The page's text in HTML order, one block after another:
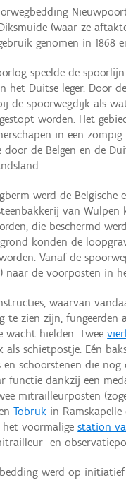
(waar ze
genomen in 1868
speelde de
het Duitse leger. Door
de spoorwegdijk als
worden. Het
in een
door de Belgen en de
werd de Belgische
van
die beschermd
konden de
Vanaf de
naar de voorposten in
waarvan
te zien zijn, fungeerden
wacht hielden. Twee
schietpostje. Eén
schoorstenen die
functie dankzij een
mitrailleurposten
Tobruk in
het voormaligestation
en
werd op